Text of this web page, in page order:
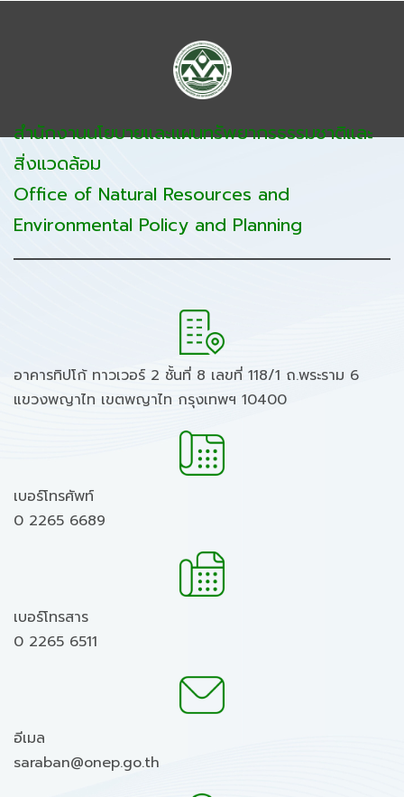
สำนักงานนโยบายและแผนทรัพยากรธรรมชาติและ
สิ่งแวดล้อม
Office of Natural Resources and
Environmental Policy and Planning
อาคารทิปโก้ ทาวเวอร์ 2 ชั้นที่ 8 เลขที่ 118/1 ถ.พระราม 6
แขวงพญาไท เขตพญาไท กรุงเทพฯ 10400
เบอร์โทรศัพท์
0 2265 6689
เบอร์โทรสาร
0 2265 6511
อีเมล
saraban@onep.go.th